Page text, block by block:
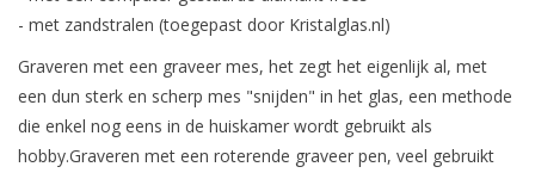
- met zandstralen (toegepast door Kristalglas.nl)
Graveren met een graveer mes, het zegt het eigenlijk al, met
een dun sterk en scherp mes "snijden" in het glas, een methode
die enkel nog eens in de huiskamer wordt gebruikt als
hobby.Graveren met een roterende graveer pen, veel gebruikt